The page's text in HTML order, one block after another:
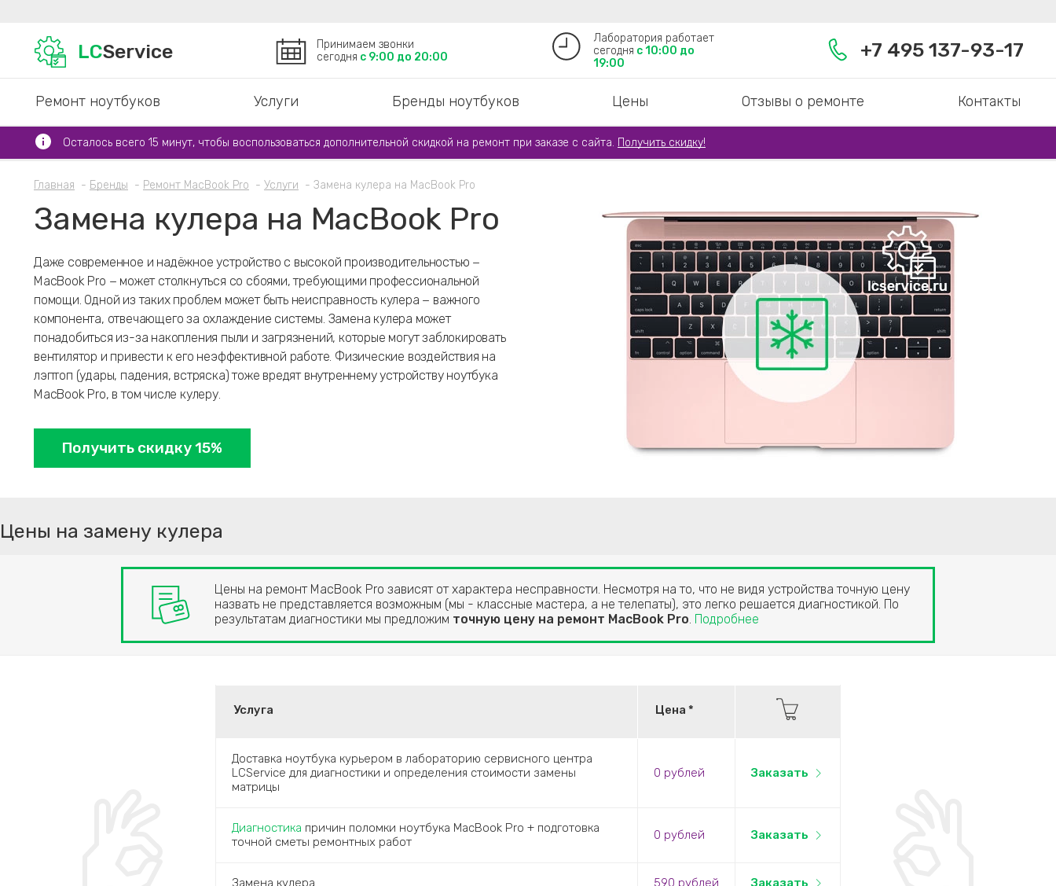
LCService
Принимаем звонки
сегодня с 9:00 до 20:00
Лаборатория работает
сегодня с 10:00 до
19:00
+7 495 137-93-17
Ремонт ноутбуков Услуги Бренды ноутбуков Цены Отзывы о ремонте Контакты
Осталось всего 15 минут, чтобы воспользоваться дополнительной скидкой на ремонт при заказе с сайта. Получить скидку!
Главная Бренды Ремонт MacBook Pro Услуги Замена кулера на MacBook Pro
Замена кулера на MacBook Pro
Даже современное и надёжное устройство с высокой производительностью −
MacBook Pro − может столкнуться со сбоями, требующими профессиональной
помощи. Одной из таких проблем может быть неисправность кулера − важного
компонента, отвечающего за охлаждение системы. Замена кулера может
понадобиться из-за накопления пыли и загрязнений, которые могут заблокировать
вентилятор и привести к его неэффективной работе. Физические воздействия на
лэптоп (удары, падения, встряска) тоже вредят внутреннему устройству ноутбука
MacBook Pro, в том числе кулеру.
Получить скидку 15%
Цены на замену кулера
Цены на ремонт MacBook Pro зависят от характера несправности. Несмотря на то, что не видя устройства точную цену
назвать не представляется возможным (мы - классные мастера, а не телепаты), это легко решается диагностикой. По
результатам диагностики мы предложим точную цену на ремонт MacBook Pro. Подробнее
Услуга Цена *
Доставка ноутбука курьером в лабораторию сервисного центра
LCService для диагностики и определения стоимости замены
матрицы
0 рублей Заказать
Диагностика причин поломки ноутбука MacBook Pro + подготовка
точной сметы ремонтных работ
0 рублей Заказать
Замена кулера 590 рублей Заказать